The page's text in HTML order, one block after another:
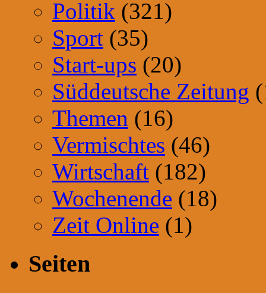
Politik (321)
Sport (35)
Start-ups (20)
Süddeutsche Zeitung
Themen (16)
Vermischtes (46)
Wirtschaft (182)
Wochenende (18)
Zeit Online (1)
Seiten